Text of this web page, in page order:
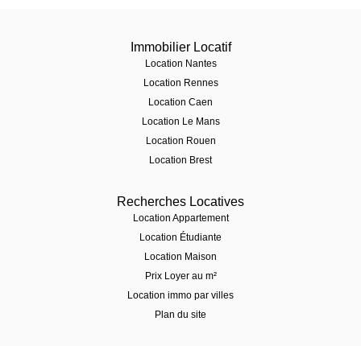
Immobilier Locatif
Location Nantes
Location Rennes
Location Caen
Location Le Mans
Location Rouen
Location Brest
Recherches Locatives
Location Appartement
Location Étudiante
Location Maison
Prix Loyer au m²
Location immo par villes
Plan du site